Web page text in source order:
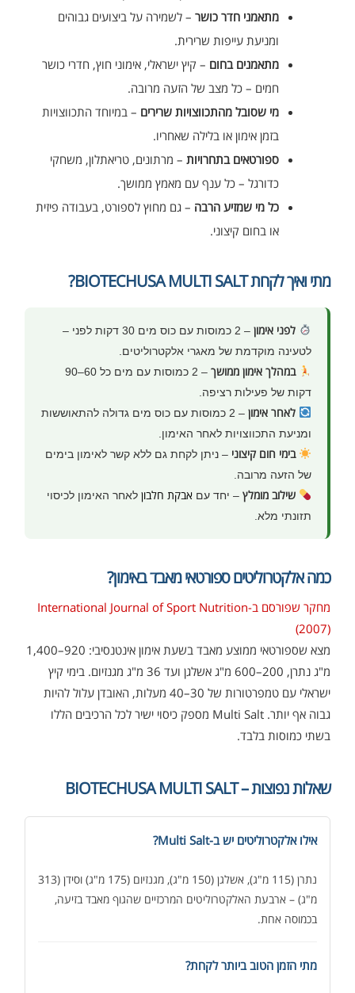
מתאמני חדר כושר – לשמירה על ביצועים גבוהים
ומניעת עייפות שרירית.
מתאמנים בחום – קיץ ישראלי, אימוני חוץ, חדרי כושר
חמים – כל מצב של הזעה מרובה.
מי שסובל מהתכווצויות שרירים – במיוחד התכווצויות
בזמן אימון או בלילה שאחריו.
ספורטאים בתחרויות – מרתונים, טריאתלון, משחקי
כדורגל – כל ענף עם מאמץ ממושך.
כל מי שמזיע הרבה – גם מחוץ לספורט, בעבודה פיזית
או בחום קיצוני.
מתי ואיך לקחת BIOTECHUSA MULTI SALT?
לפני אימון
– 2 כמוסות עם כוס מים 30 דקות לפני –
לטעינה מוקדמת של מאגרי אלקטרוליטים.
במהלך אימון ממושך
– 2 כמוסות עם מים כל 60–90
דקות של פעילות רציפה.
לאחר אימון
– 2 כמוסות עם כוס מים גדולה להתאוששות
ומניעת התכווצויות לאחר האימון.
בימי חום קיצוני – ניתן לקחת גם ללא קשר לאימון בימים
של הזעה מרובה.
שילוב מומלץ– יחד עם אבקת חלבוןלאחר האימון לכיסוי
תזונתי מלא.
כמה אלקטרוליטים ספורטאי מאבד באימון?
מחקר שפורסם ב-International Journal of Sport Nutrition
(2007)
מצא שספורטאי ממוצע מאבד בשעת אימון אינטנסיבי: 920–1,400
מ"ג נתרן, 200–600 מ"ג אשלגן ועד 36 מ"ג מגנזיום. בימי קיץ
ישראלי עם טמפרטורות של 30–40 מעלות, האובדן עלול להיות
גבוה אף יותר. Multi Salt מספק כיסוי ישיר לכל הרכיבים הללו
בשתי כמוסות בלבד.
שאלות נפוצות – BIOTECHUSA MULTI SALT
אילו אלקטרוליטים יש ב-Multi Salt?
נתרן (115 מ"ג), אשלגן (150 מ"ג), מגנזיום (175 מ"ג) וסידן (313
מ"ג) – ארבעת האלקטרוליטים המרכזיים שהגוף מאבד בזיעה,
בכמוסה אחת.
מתי הזמן הטוב ביותר לקחת?